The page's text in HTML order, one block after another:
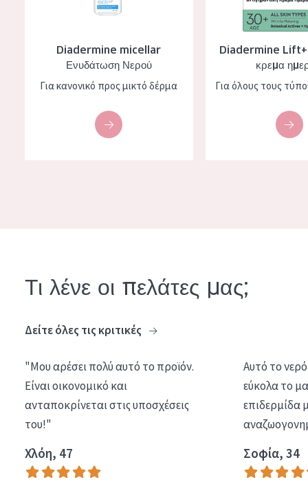
Diadermine micellar
Ενυδάτωση Νερού
Για κανονικό προς μικτό δέρμα
Diadermine
κρεμα
Για όλους τους
Τι λένε οι πελάτες μας;
Δείτε όλες τις κριτικές
"Μου αρέσει πολύ αυτό το προϊόν.
Είναι οικονομικό και
ανταποκρίνεται στις υποσχέσεις
του!"
Χλόη, 47
Αυτό το
εύκολα το
επιδερμίδα
Σοφία, 34